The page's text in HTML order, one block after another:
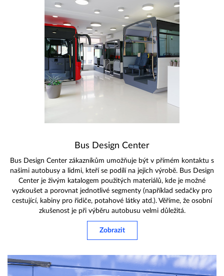
Bus Design Center
Bus Design Center zákazníkům umožňuje být v přímém kontaktu s
našimi autobusy a lidmi, kteří se podílí na jejich výrobě. Bus Design
Center je živým katalogem použitých materiálů, kde je možné
vyzkoušet a porovnat jednotlivé segmenty (například sedačky pro
cestující, kabiny pro řidiče, potahové látky atd.). Věříme, že osobní
zkušenost je při výběru autobusu velmi důležitá.
Zobrazit